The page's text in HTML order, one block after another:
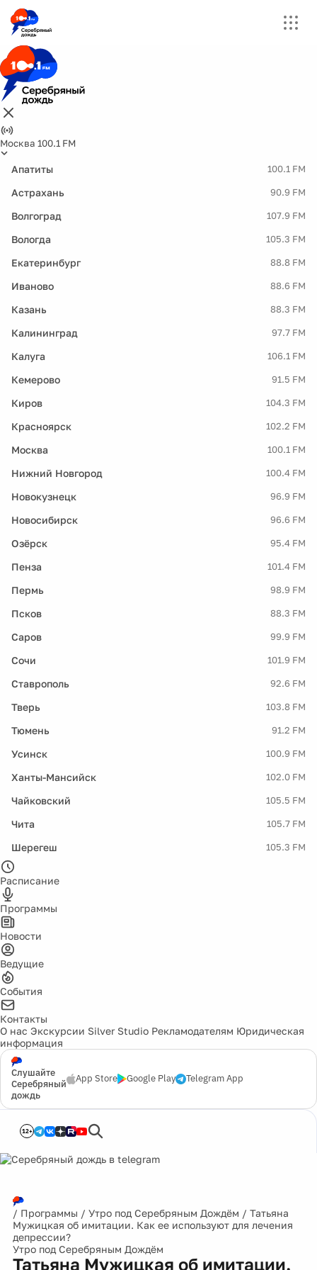
Москва 100.1 FM
Апатиты 100.1 FM
Астрахань 90.9 FM
Волгоград 107.9 FM
Вологда 105.3 FM
Екатеринбург 88.8 FM
Иваново 88.6 FM
Казань 88.3 FM
Калининград 97.7 FM
Калуга 106.1 FM
Кемерово 91.5 FM
Киров 104.3 FM
Красноярск 102.2 FM
Москва 100.1 FM
Нижний Новгород 100.4 FM
Новокузнецк 96.9 FM
Новосибирск 96.6 FM
Озёрск 95.4 FM
Пенза 101.4 FM
Пермь 98.9 FM
Псков 88.3 FM
Саров 99.9 FM
Сочи 101.9 FM
Ставрополь 92.6 FM
Тверь 103.8 FM
Тюмень 91.2 FM
Усинск 100.9 FM
Ханты-Мансийск 102.0 FM
Чайковский 105.5 FM
Чита 105.7 FM
Шерегеш 105.3 FM
Расписание
Программы
Новости
Ведущие
События
Контакты
О нас Экскурсии Silver Studio Рекламодателям Юридическая
информация
Слушайте
Серебряный
дождь
App Store Google Play Telegram App
12+
/ Программы / Утро под Серебряным Дождём / Татьяна
Мужицкая об имитации. Как ее используют для лечения
депрессии?
Утро под Серебряным Дождём
Татьяна Мужицкая об имитации.